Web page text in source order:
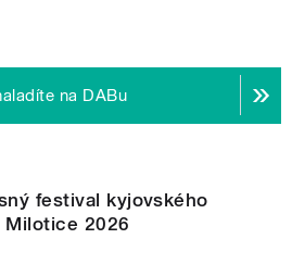
na DABu
festival kyjovského
Milotice 2026